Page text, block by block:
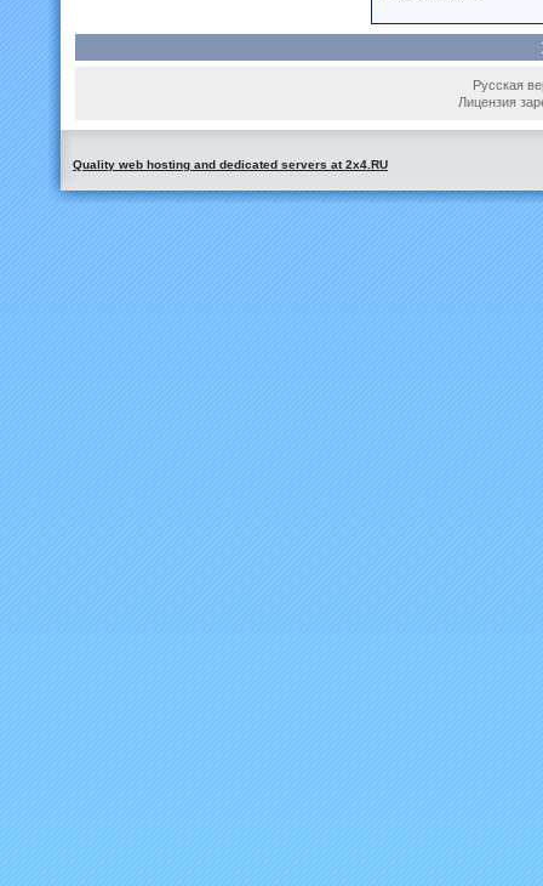
Русская
Лицензия
Quality web hosting and dedicated servers at 2x4.RU